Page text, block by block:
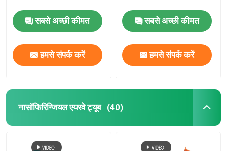
सबसे अच्छी कीमत
हमसे संपर्क करें
सबसे अच्छी कीमत
हमसे संपर्क करें
नासॉफिरिन्जियल एयरवे ट्यूब (40)